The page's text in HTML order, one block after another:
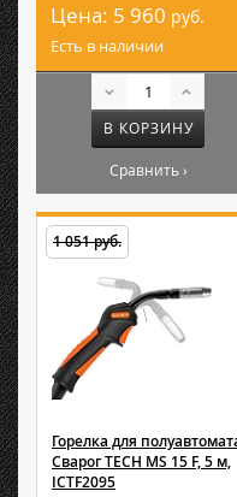
Цена: 5 960 руб.
Есть в наличии
В КОРЗИНУ
Сравнить ›
Горелка для
Сварог TECH MS 15 F, 5 м,
ICTF2095
1 051 руб.